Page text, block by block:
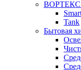
ВОРТЕКС
Tank
Бытовая